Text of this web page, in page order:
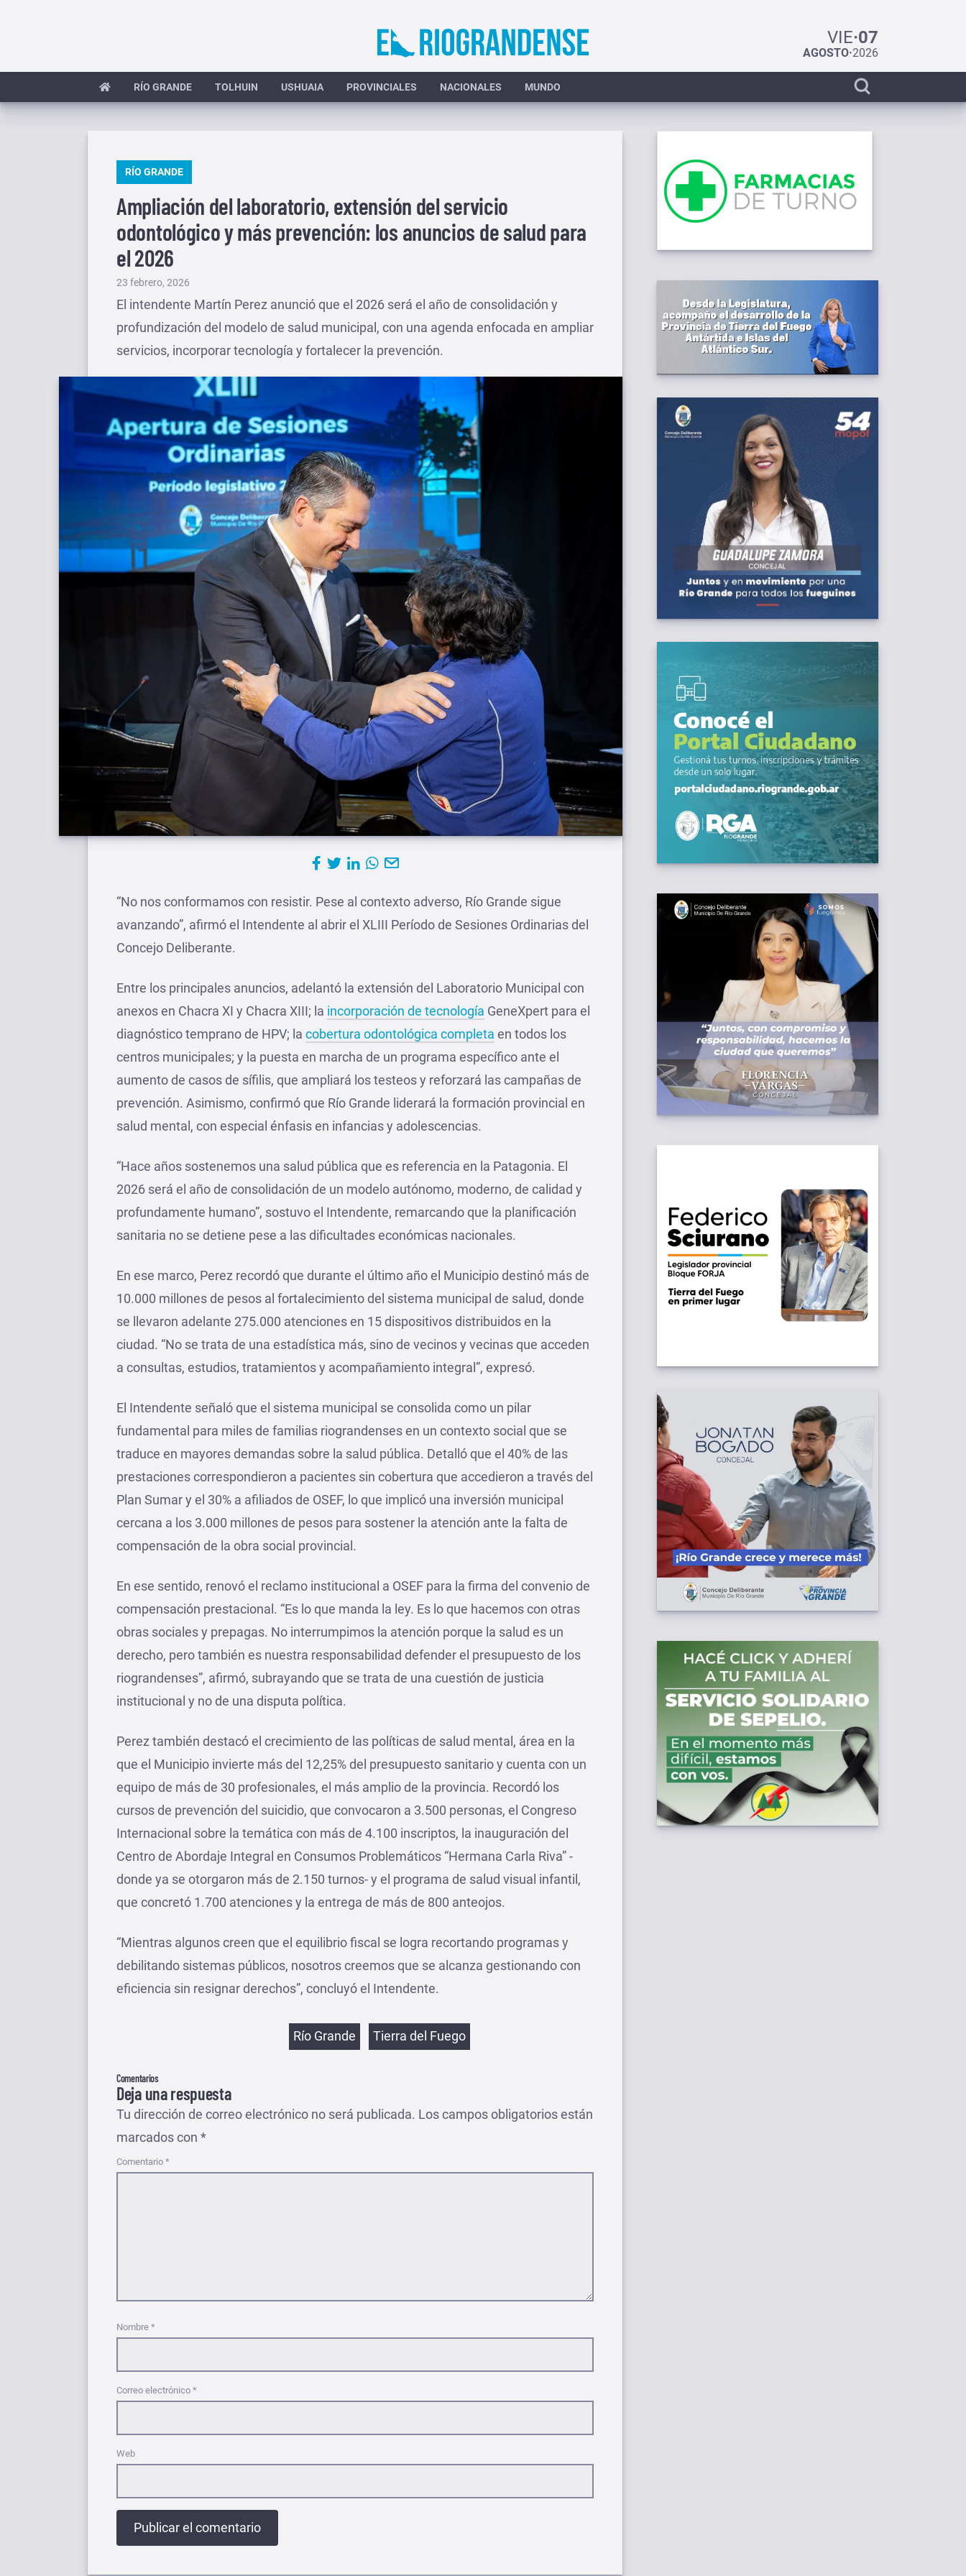
VIE·07
AGOSTO·2026
RÍO GRANDE TOLHUIN USHUAIA PROVINCIALES NACIONALES MUNDO
Display
search
PUBLICADO
RÍO GRANDE
Ampliación del laboratorio, extensión del servicio
odontológico y más prevención: los anuncios de salud para
el 2026
Publicado
el
23 febrero, 2026
El intendente Martín Perez anunció que el 2026 será el año de consolidación y
profundización del modelo de salud municipal, con una agenda enfocada en ampliar
servicios, incorporar tecnología y fortalecer la prevención.
“No nos conformamos con resistir. Pese al contexto adverso, Río Grande sigue
avanzando”, afirmó el Intendente al abrir el XLIII Período de Sesiones Ordinarias del
Concejo Deliberante.
Entre los principales anuncios, adelantó la extensión del Laboratorio Municipal con
anexos en Chacra XI y Chacra XIII; la incorporación de tecnología GeneXpert para el
diagnóstico temprano de HPV; la cobertura odontológica completa en todos los
centros municipales; y la puesta en marcha de un programa específico ante el
aumento de casos de sífilis, que ampliará los testeos y reforzará las campañas de
prevención. Asimismo, confirmó que Río Grande liderará la formación provincial en
salud mental, con especial énfasis en infancias y adolescencias.
“Hace años sostenemos una salud pública que es referencia en la Patagonia. El
2026 será el año de consolidación de un modelo autónomo, moderno, de calidad y
profundamente humano”, sostuvo el Intendente, remarcando que la planificación
sanitaria no se detiene pese a las dificultades económicas nacionales.
En ese marco, Perez recordó que durante el último año el Municipio destinó más de
10.000 millones de pesos al fortalecimiento del sistema municipal de salud, donde
se llevaron adelante 275.000 atenciones en 15 dispositivos distribuidos en la
ciudad. “No se trata de una estadística más, sino de vecinos y vecinas que acceden
a consultas, estudios, tratamientos y acompañamiento integral”, expresó.
El Intendente señaló que el sistema municipal se consolida como un pilar
fundamental para miles de familias riograndenses en un contexto social que se
traduce en mayores demandas sobre la salud pública. Detalló que el 40% de las
prestaciones correspondieron a pacientes sin cobertura que accedieron a través del
Plan Sumar y el 30% a afiliados de OSEF, lo que implicó una inversión municipal
cercana a los 3.000 millones de pesos para sostener la atención ante la falta de
compensación de la obra social provincial.
En ese sentido, renovó el reclamo institucional a OSEF para la firma del convenio de
compensación prestacional. “Es lo que manda la ley. Es lo que hacemos con otras
obras sociales y prepagas. No interrumpimos la atención porque la salud es un
derecho, pero también es nuestra responsabilidad defender el presupuesto de los
riograndenses”, afirmó, subrayando que se trata de una cuestión de justicia
institucional y no de una disputa política.
Perez también destacó el crecimiento de las políticas de salud mental, área en la
que el Municipio invierte más del 12,25% del presupuesto sanitario y cuenta con un
equipo de más de 30 profesionales, el más amplio de la provincia. Recordó los
cursos de prevención del suicidio, que convocaron a 3.500 personas, el Congreso
Internacional sobre la temática con más de 4.100 inscriptos, la inauguración del
Centro de Abordaje Integral en Consumos Problemáticos “Hermana Carla Riva” -
donde ya se otorgaron más de 2.150 turnos- y el programa de salud visual infantil,
que concretó 1.700 atenciones y la entrega de más de 800 anteojos.
“Mientras algunos creen que el equilibrio fiscal se logra recortando programas y
debilitando sistemas públicos, nosotros creemos que se alcanza gestionando con
eficiencia sin resignar derechos”, concluyó el Intendente.
Etiquetas
Río Grande Tierra del Fuego
Comentarios
Deja una respuesta
Tu dirección de correo electrónico no será publicada. Los campos obligatorios están
marcados con *
Comentario *
Nombre *
Correo electrónico *
Web